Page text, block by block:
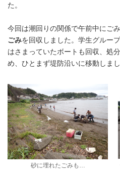
た。
今回は潮回りの関係で午前中にご
ごみを回収しました。学生グルー
はさまっていたボートも回収、処
め、ひとまず堤防沿いに移動しまし
砂に埋れたごみも…